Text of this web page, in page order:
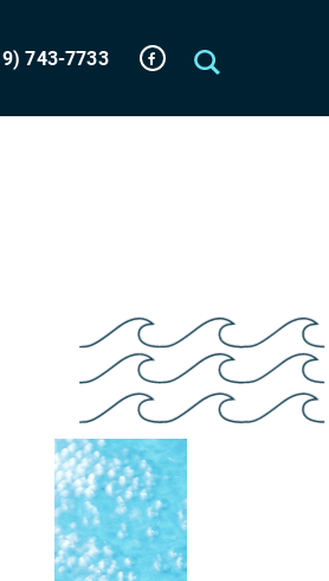
743-7733